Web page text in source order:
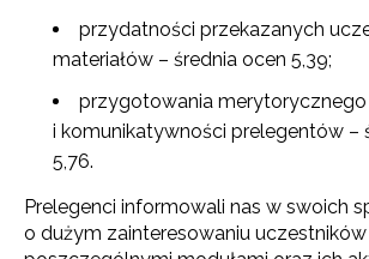
przydatności przekazanych
materiałów – średnia ocen 5,39;
przygotowania merytorycznego
i komunikatywności prelegentów –
5,76.
Prelegenci informowali nas w swoich
o dużym zainteresowaniu uczestników